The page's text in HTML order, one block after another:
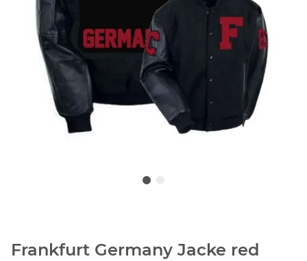
Frankfurt Germany Jacke red